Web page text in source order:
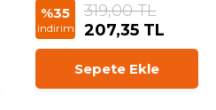
%35
indirim
319,00 TL
207,35 TL
Sepete Ekle